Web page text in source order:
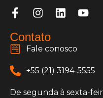
Contato
Fale conosco
+55 (21) 3194-5555
De segunda à sexta-